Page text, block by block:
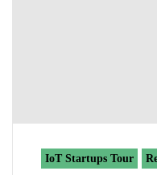
IoT Startups Tour